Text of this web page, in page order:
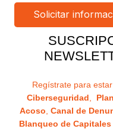
Regístrate para
Ciberseguridad
Acoso Canal de
Blanqueo de Capitales